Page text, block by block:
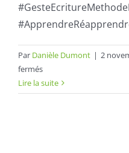
Par Danièle Dumont | 2
ferméssur
Un
coffret
Lire la suite